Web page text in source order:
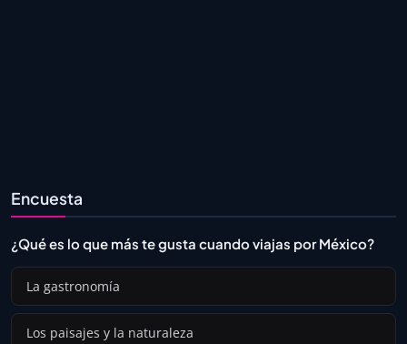
Encuesta
¿Qué es lo que más te gusta cuando viajas por México?
La gastronomía
Los paisajes y la naturaleza